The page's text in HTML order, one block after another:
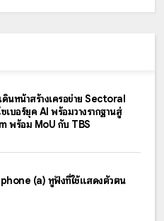
นหน้าสร้างเครือข่าย Sectoral
เบอร์ยุค AI พร้อมวางรากฐานสู่
พร้อม MoU กับ TBS
(a) หูฟังที่ใช้แสดงตัวตน